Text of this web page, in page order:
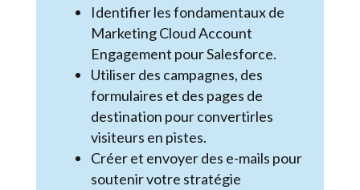
Identifier les fondamentaux de
Marketing Cloud Account
Engagement pour Salesforce.
Utiliser des campagnes, des
formulaires et des pages de
destination pour convertirles
visiteurs en pistes.
Créer et envoyer des e-mails pour
soutenir votre stratégie